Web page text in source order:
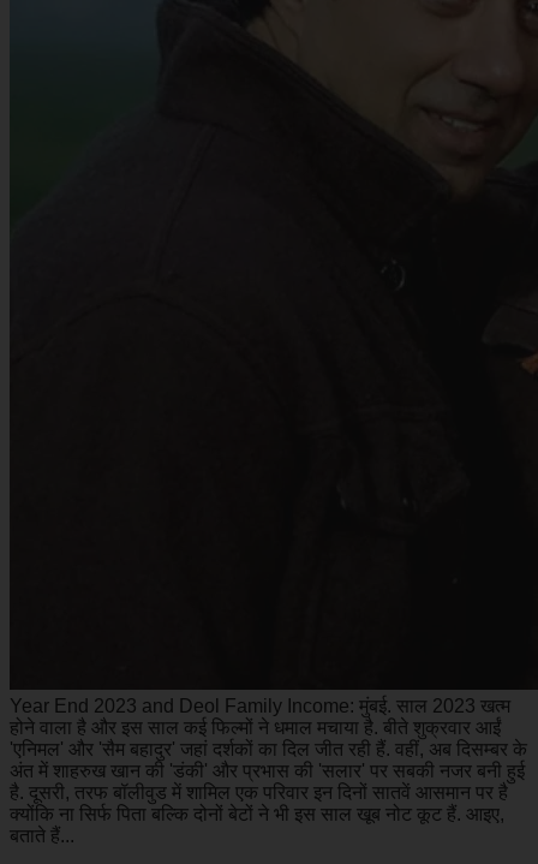
Year End 2023 and Deol Family Income: मुंबई. साल 2023 खत्म
होने वाला है और इस साल कई फिल्मों ने धमाल मचाया है. बीते शुक्रवार आईं
'एनिमल' और 'सैम बहादुर' जहां दर्शकों का दिल जीत रही हैं. वहीं, अब दिसम्बर के
अंत में शाहरुख खान की 'डंकी' और प्रभास की 'सलार' पर सबकी नजर बनी हुई
है. दूसरी, तरफ बॉलीवुड में शामिल एक परिवार इन दिनों सातवें आसमान पर है
क्योंकि ना सिर्फ पिता बल्कि दोनों बेटों ने भी इस साल खूब नोट कूट हैं. आइए,
बताते हैं...